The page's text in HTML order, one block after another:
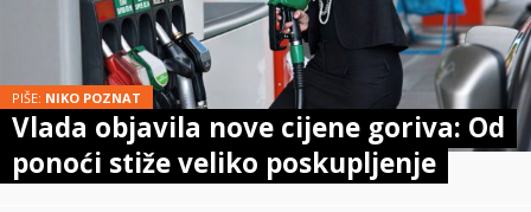
PIŠE: NIKO POZNAT
Vlada objavila nove cijene goriva: Od
ponoći stiže veliko poskupljenje